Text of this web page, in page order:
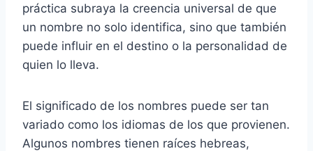
práctica subraya la creencia universal de que
un nombre no solo identifica, sino que también
puede influir en el destino o la personalidad de
quien lo lleva.
El significado de los nombres puede ser tan
variado como los idiomas de los que provienen.
Algunos nombres tienen raíces hebreas,